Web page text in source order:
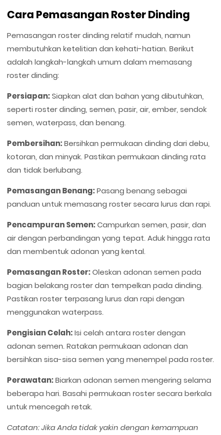
Cara Pemasangan Roster Dinding
Pemasangan roster dinding relatif mudah, namun
membutuhkan ketelitian dan kehati-hatian. Berikut
adalah langkah-langkah umum dalam memasang
roster dinding:
Persiapan:Siapkan alat dan bahan yang dibutuhkan,
seperti roster dinding, semen, pasir, air, ember, sendok
semen, waterpass, dan benang.
Pembersihan:Bersihkan permukaan dinding dari debu,
kotoran, dan minyak. Pastikan permukaan dinding rata
dan tidak berlubang.
Pemasangan Benang:Pasang benang sebagai
panduan untuk memasang roster secara lurus dan rapi.
Pencampuran Semen:Campurkan semen, pasir, dan
air dengan perbandingan yang tepat. Aduk hingga rata
dan membentuk adonan yang kental.
Pemasangan Roster:Oleskan adonan semen pada
bagian belakang roster dan tempelkan pada dinding.
Pastikan roster terpasang lurus dan rapi dengan
menggunakan waterpass.
Pengisian Celah:Isi celah antara roster dengan
adonan semen. Ratakan permukaan adonan dan
bersihkan sisa-sisa semen yang menempel pada roster.
Perawatan:Biarkan adonan semen mengering selama
beberapa hari. Basahi permukaan roster secara berkala
untuk mencegah retak.
Catatan: Jika Anda tidak yakin dengan kemampuan